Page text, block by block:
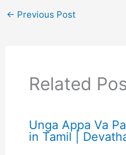
← Previous Post
Related
Unga Appa Va
in Tamil |